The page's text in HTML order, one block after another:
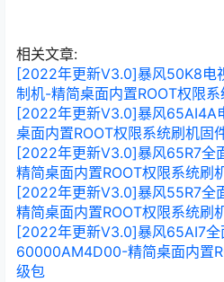
相关文章:
[2022年更新V3.0]暴风50K8电
制机-精简桌面内置ROOT权限
[2022年更新V3.0]暴风
桌面内置ROOT权限系统刷机固
[2022年更新V3.0]暴风65R7
精简桌面内置ROOT权限系统刷
[2022年更新V3.0]暴风55R7
精简桌面内置ROOT权限系统刷
[2022年更新V3.0]暴风65AI7全
60000AM4D00-精简桌面内置
级包